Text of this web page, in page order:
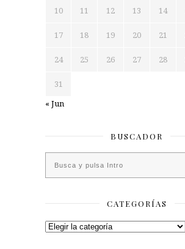
10 11 12 13 14
17 18 19 20 21
24 25 26 27 28
31
« Jun
BUSCADOR
CATEGORÍAS
Categorías